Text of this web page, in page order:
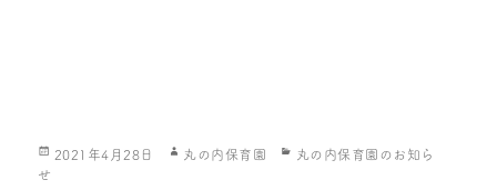
投
2021年4月28日
作
丸の内保育園
カ
丸の内保育園のお知ら
せ